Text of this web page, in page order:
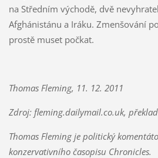
na Středním východě, dvě
Afghánistánu a Iráku. Zmenšování
prostě muset počkat.
Thomas Fleming, 11. 12. 2011
Zdroj: fleming.dailymail.co.uk,
Thomas Fleming je politický
konzervativního časopisu Chronicles.